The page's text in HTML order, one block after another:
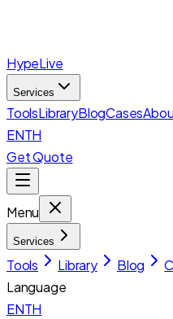
HypeLive
Services
ToolsLibraryBlogCases
ENTH
Get Quote
Menu
Services
Tools Library Blog
Language
ENTH